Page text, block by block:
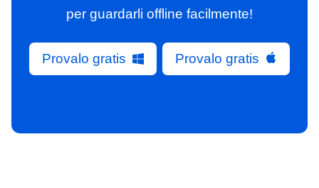
per guardarli offline facilmente!
Provalo gratis Provalo gratis